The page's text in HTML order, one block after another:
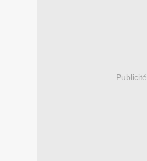
Publicité